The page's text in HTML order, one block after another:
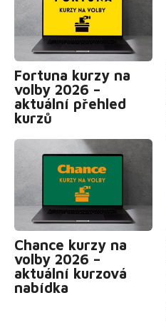
Fortuna kurzy na
volby 2026 –
aktuální přehled
kurzů
Chance kurzy na
volby 2026 –
aktuální kurzová
nabídka